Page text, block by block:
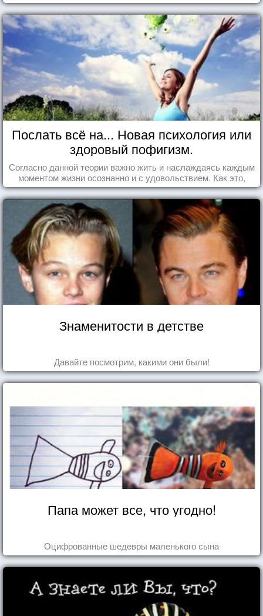
Послать всё на... Новая психология или
здоровый пофигизм.
Согласно данной теории важно жить и наслаждаясь каждым
моментом жизни осознанно и с удовольствием. Как это,
попробуем разобраться на реальных примерах.
Знаменитости в детстве
Давайте посмотрим, какими они были!
Папа может все, что угодно!
Оцифрованные шедевры маленького сына